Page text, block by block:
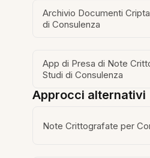
Archivio Documenti
di Consulenza
App di Presa di Note
Studi di Consulenza
Approcci alternativi
Note Crittografate per